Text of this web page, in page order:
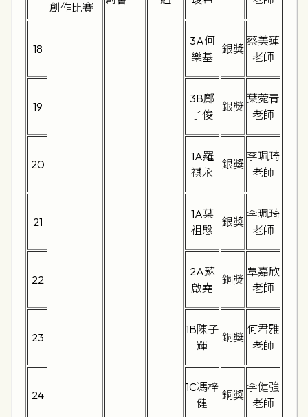
創作比賽
18
3A何
樂基
銀獎
蔡美蓮
老師
19
3B鄺
子俊
銀獎
葉菀青
老師
20
1A羅
祺永
銀獎
李珮琦
老師
21
1A葉
祖慇
銀獎
李珮琦
老師
22
2A蘇
啟堯
銅獎
覃嘉欣
老師
23
1B陳子
輝
銅獎
何君雅
老師
24
1C馮梓
健
銅獎
李健強
老師